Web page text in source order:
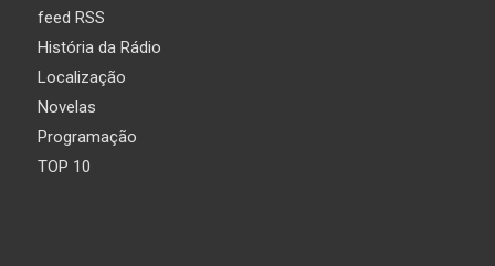
feed RSS
História da Rádio
Localização
Novelas
Programação
TOP 10